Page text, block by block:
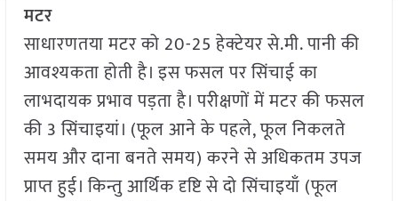
मटर
साधारणतया मटर को 20-25 हेक्टेयर से.मी. पानी की
आवश्यकता होती है। इस फसल पर सिंचाई का
लाभदायक प्रभाव पड़ता है। परीक्षणों में मटर की फसल
की 3 सिंचाइयां। (फूल आने के पहले, फूल निकलते
समय और दाना बनते समय) करने से अधिकतम उपज
प्राप्त हुई। किन्तु आर्थिक दृष्टि से दो सिंचाइयाँ (फूल